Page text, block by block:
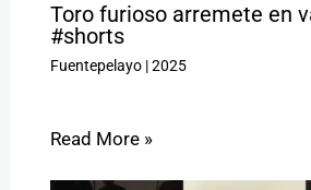
Toro furioso arremete en
#shorts
Fuentepelayo|2025
Read More »